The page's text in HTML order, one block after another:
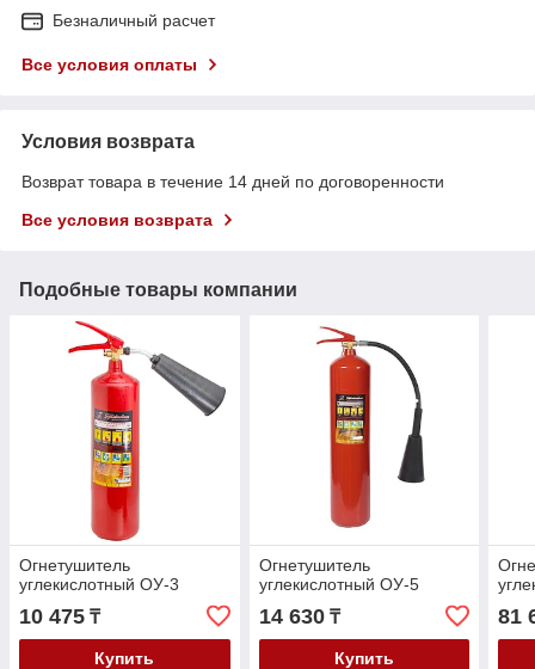
Безналичный расчет
Все условия оплаты
Условия возврата
Возврат товара в течение 14 дней по договоренности
Все условия возврата
Подобные товары компании
Огнетушитель
углекислотный ОУ-3
10 475 ₸
Купить
Огнетушитель
углекислотный ОУ-5
14 630₸
Купить
81